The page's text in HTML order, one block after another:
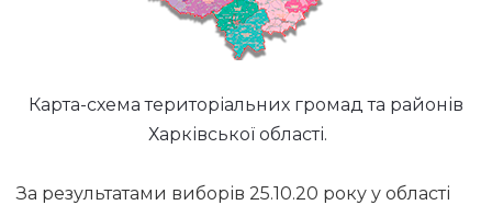
Карта-схема територіальних громад та районів
Харківської області.
За результатами виборів 25.10.20 року у області